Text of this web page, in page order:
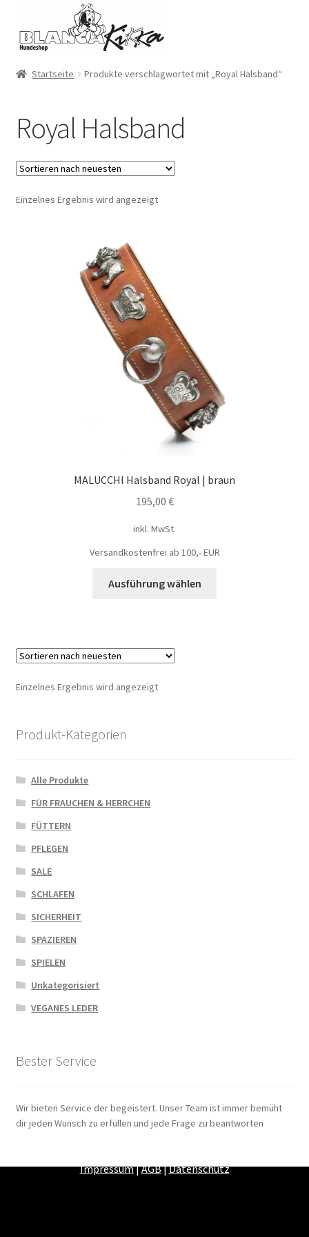
Navigation
springen
Inhalt
springen
Startseite Produkte verschlagwortet mit „Royal Halsband“
Royal Halsband
Einzelnes Ergebnis wird angezeigt
MALUCCHI Halsband Royal | braun
195,00 €
inkl. MwSt.
Versandkostenfrei ab 100,- EUR
Ausführung wählen
Einzelnes Ergebnis wird angezeigt
Produkt-Kategorien
Alle Produkte
FÜR FRAUCHEN & HERRCHEN
FÜTTERN
PFLEGEN
SALE
SCHLAFEN
SICHERHEIT
SPAZIEREN
SPIELEN
Unkategorisiert
VEGANES LEDER
Bester Service
Wir bieten Service der begeistert. Unser Team ist immer bemüht
dir jeden Wunsch zu erfüllen und jede Frage zu beantworten
Impressum|AGB|Datenschutz